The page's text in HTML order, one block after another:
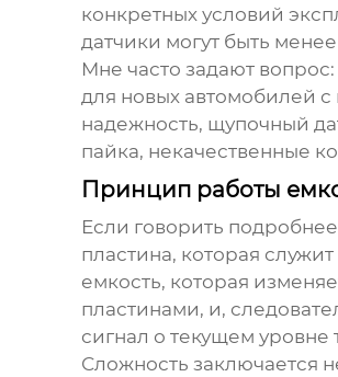
конкретных условий
датчики могут быть
Мне часто задают
для новых автомобилей с
надежность, щупочный
пайка, некачественные
Принцип работы
Если говорить
пластина, которая
емкость, которая
пластинами, и,
сигнал о текущем уровне
Сложность заключается